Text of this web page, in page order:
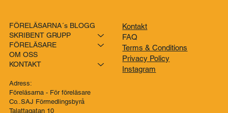
FÖRELÄSARNA´s BLOGG
SKRIBENT GRUPP
FÖRELÄSARE
OM OSS
KONTAKT
Adress:
Föreläsarna - För föreläsare
Co..SAJ Förmedlingsbyrå
Talattagatan 10
Kontakt
FAQ
Terms & Conditions
Privacy Policy
Instagram